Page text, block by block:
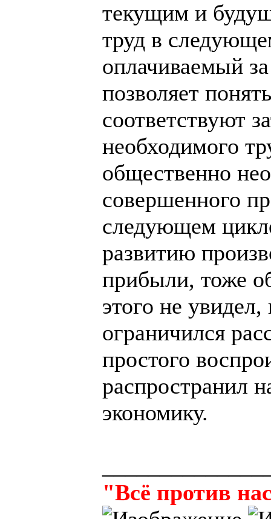
текущим и
труд в
оплачиваемый
позволяет
соответствуют
необходимого
общественно
совершенного
следующем
развитию
прибыли, тоже
этого не
ограничился
простого
распространил
экономику.
"Всё против